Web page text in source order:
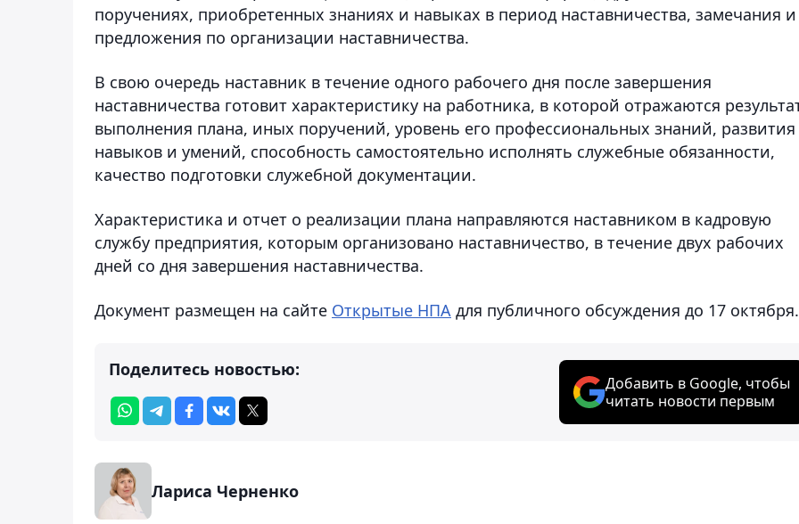
поручениях, приобретенных знаниях и навыках в период наставничества, замечания и
предложения по организации наставничества.
В свою очередь наставник в течение одного рабочего дня после завершения
наставничества готовит характеристику на работника, в которой отражаются
выполнения плана, иных поручений, уровень его профессиональных знаний, развития
навыков и умений, способность самостоятельно исполнять служебные обязанности,
качество подготовки служебной документации.
Характеристика и отчет о реализации плана направляются наставником в кадровую
службу предприятия, которым организовано наставничество, в течение двух рабочих
дней со дня завершения наставничества.
Документ размещен на сайте Открытые НПА для публичного обсуждения до 17 октября.
Поделитесь новостью:
Добавить в Google, чтобы
читать новости первым
Лариса Черненко